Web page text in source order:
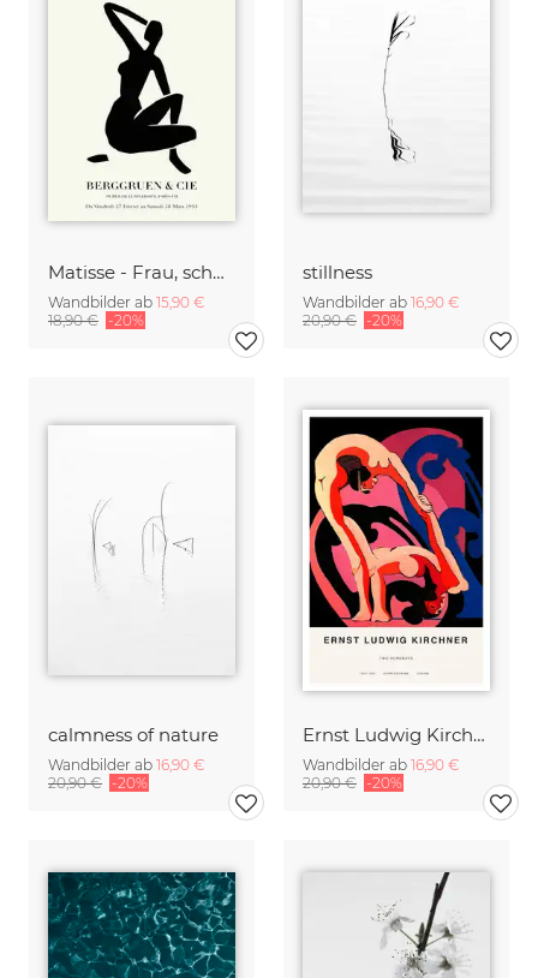
Matisse - Frau, schwarz-beige
Wandbilder ab 15,90 €
18,90 € -20%
stillness
Wandbilder ab 16,90 €
20,90 € -20%
calmness of nature
Wandbilder ab 16,90 €
20,90 € -20%
Ernst Ludwig Kirchner: Zwei Akrobaten
Wandbilder ab 16,90 €
20,90 € -20%